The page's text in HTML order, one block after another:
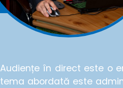
Audiențe în direct este o
tema abordată este